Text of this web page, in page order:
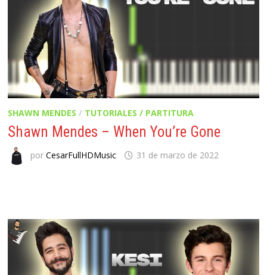
SHAWN MENDES / TUTORIALES / PARTITURA
Shawn Mendes – When You’re Gone
porCesarFullHDMusic 31 de marzo de 2022